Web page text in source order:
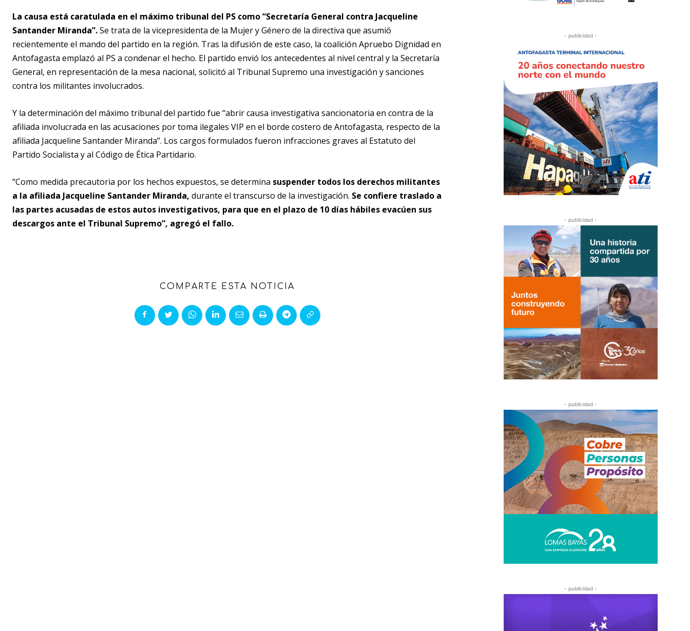
La causa está caratulada en el máximo tribunal del PS como “Secretaría General contra Jacqueline
Santander Miranda”.Se trata de la vicepresidenta de la Mujer y Género de la directiva que asumió
recientemente el mando del partido en la región. Tras la difusión de este caso, la coalición Apruebo Dignidad en
Antofagasta emplazó al PS a condenar el hecho. El partido envió los antecedentes al nivel central y la Secretaría
General, en representación de la mesa nacional, solicitó al Tribunal Supremo una investigación y sanciones
contra los militantes involucrados.
Y la determinación del máximo tribunal del partido fue “abrir causa investigativa sancionatoria en contra de la
afiliada involucrada en las acusaciones por toma ilegales VIP en el borde costero de Antofagasta, respecto de la
afiliada Jacqueline Santander Miranda”. Los cargos formulados fueron infracciones graves al Estatuto del
Partido Socialista y al Código de Ética Partidario.
“Como medida precautoria por los hechos expuestos, se determina suspender todos los derechos militantes
a la afiliada Jacqueline Santander Miranda, durante el transcurso de la investigación. Se confiere traslado a
las partes acusadas de estos autos investigativos, para que en el plazo de 10 días hábiles evacúen sus
descargos ante el Tribunal Supremo”, agregó el fallo.
COMPARTE ESTA NOTICIA
- publicidad -
- publicidad -
- publicidad -
- publicidad -